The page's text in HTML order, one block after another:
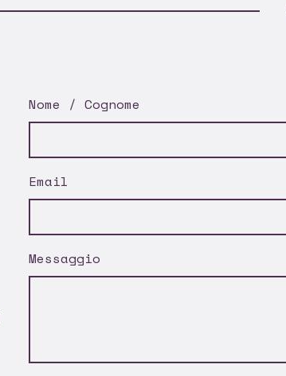
Nome / Cognome
Email
Messaggio